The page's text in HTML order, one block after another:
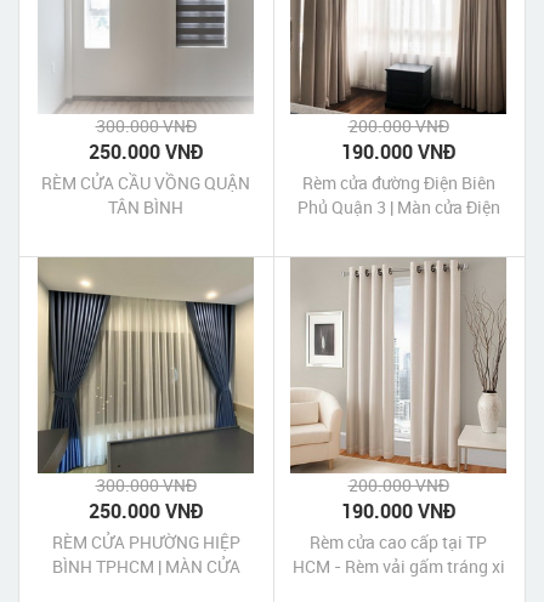
300.000 VNĐ
250.000 VNĐ
RÈM CỬA CẦU VỒNG QUẬN
TÂN BÌNH
200.000 VNĐ
190.000 VNĐ
Rèm cửa đường Điện Biên
Phủ Quận 3 | Màn cửa Điện
300.000 VNĐ
250.000 VNĐ
RÈM CỬA PHƯỜNG HIỆP
BÌNH TPHCM | MÀN CỬA
200.000 VNĐ
190.000 VNĐ
Rèm cửa cao cấp tại TP
HCM - Rèm vải gấm tráng xi